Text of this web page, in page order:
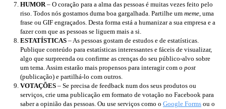
HUMOR– O coração para a alma das pessoas é muitas vezes feito pelo
riso. Todos nós gostamos duma boa gargalhada. Partilhe um meme, uma
frase ou GIF engraçados. Desta forma está a humanizar a sua empresa e a
fazer com que as pessoas se liguem mais a si.
ESTATÍSTICAS – As pessoas gostam de estudos e de estatísticas.
Publique conteúdo para estatísticas interessantes e fáceis de visualizar,
algo que surpreenda ou confirme as crenças do seu público-alvo sobre
um tema. Assim estarão mais propensos para interagir com o post
(publicação) e partilhá-lo com outros.
VOTAÇÕES – Se precisa de feedback num dos seus produtos ou
serviços, crie uma publicação em formato de votação no Facebook para
saber a opinião das pessoas. Ou use serviços como o Google Forms ou o